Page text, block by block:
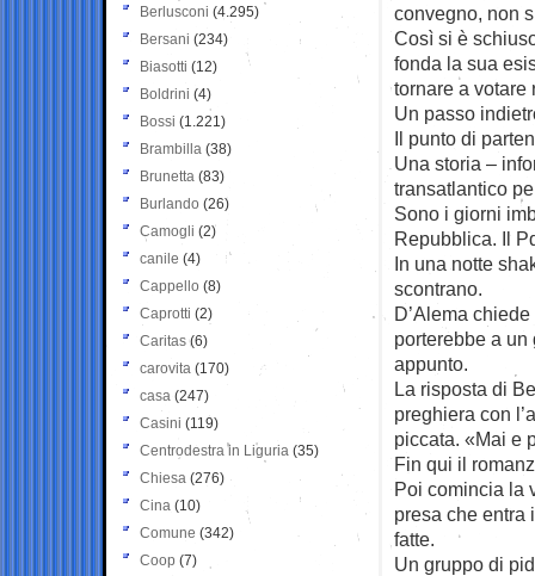
convegno, non
Così si è
fonda la sua
tornare a votare
Un passo
Il punto di
Una storia –
transatlantico
Sono i giorni
Repubblica. Il
In una notte
scontrano.
D’Alema
porterebbe a un
appunto.
La risposta di
preghiera con
piccata. «Mai e
Fin qui il
Poi comincia la
presa che entra
fatte.
Un gruppo di
Berlusconi (4.295)
Bersani (234)
Biasotti (12)
Boldrini (4)
Bossi (1.221)
Brambilla (38)
Brunetta (83)
Burlando (26)
Camogli (2)
canile (4)
Cappello (8)
Caprotti (2)
Caritas (6)
carovita (170)
casa (247)
Casini (119)
Centrodestra in Liguria (35)
Chiesa (276)
Cina (10)
Comune (342)
Coop (7)